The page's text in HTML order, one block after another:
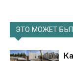
ЭТО МОЖЕТ